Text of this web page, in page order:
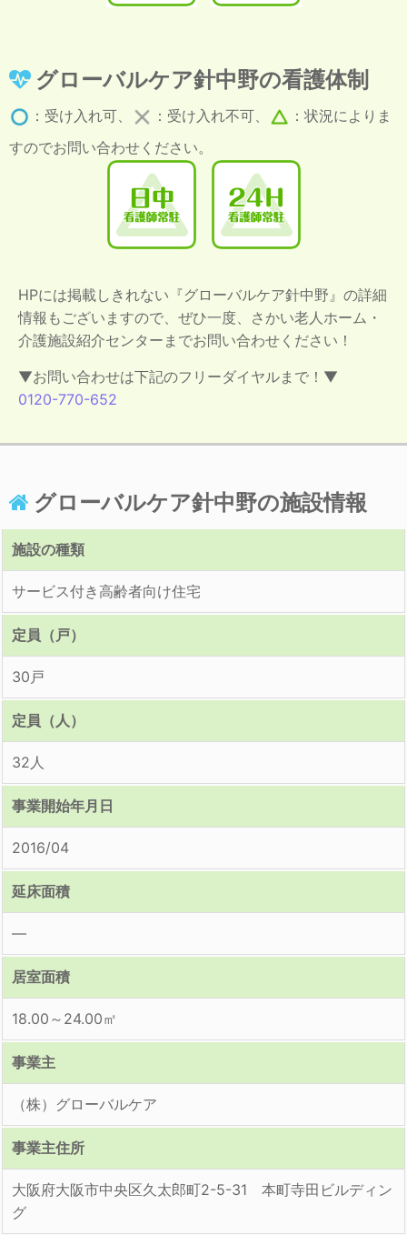
グローバルケア針中野の看護体制
：受け入れ可、 ：受け入れ不可、
：状況によりま
すのでお問い合わせください。
HPには掲載しきれない『グローバルケア針中野』の詳細
情報もございますので、ぜひ一度、さかい老人ホーム・
介護施設紹介センターまでお問い合わせください！
▼お問い合わせは下記のフリーダイヤルまで！▼
0120-770-652
グローバルケア針中野の施設情報
施設の種類
サービス付き高齢者向け住宅
定員（戸）
30戸
定員（人）
32人
事業開始年月日
2016/04
延床面積
―
居室面積
18.00～24.00㎡
事業主
（株）グローバルケア
事業主住所
大阪府大阪市中央区久太郎町2-5-31 本町寺田ビルディン
グ